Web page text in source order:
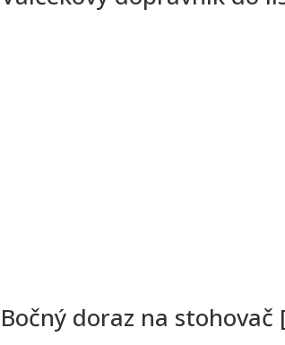
Bočný doraz na stohovač